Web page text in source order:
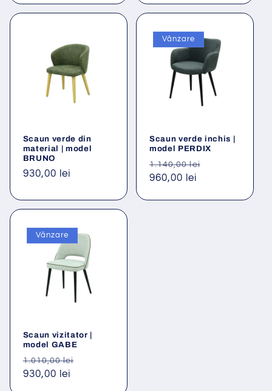
Scaun verde din
material | model
BRUNO
Preț
930,00 lei
Vânzare
Scaun verde inchis |
model PERDIX
Preț
obișnuit
1.140,00 lei
960,00 lei
Vânzare
Scaun vizitator |
model GABE
Preț
obișnuit
1.010,00 lei
930,00 lei